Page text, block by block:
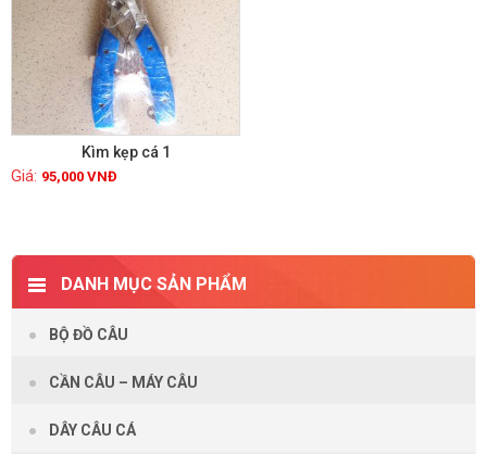
Kìm kẹp cá 1
95,000 VNĐ
DANH MỤC SẢN PHẨM
BỘ ĐỒ CÂU
CẦN CÂU – MÁY CÂU
DÂY CÂU CÁ